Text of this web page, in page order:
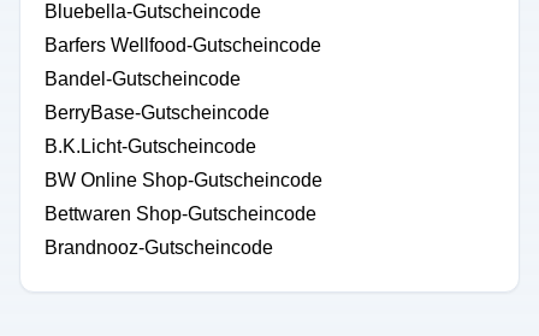
Bluebella-Gutscheincode
Barfers Wellfood-Gutscheincode
Bandel-Gutscheincode
BerryBase-Gutscheincode
B.K.Licht-Gutscheincode
BW Online Shop-Gutscheincode
Bettwaren Shop-Gutscheincode
Brandnooz-Gutscheincode